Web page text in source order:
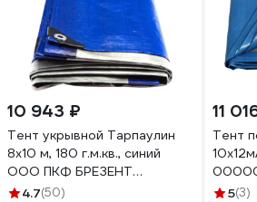
10 943 ₽
Тент укрывной Тарпаулин
8х10 м, 180 г.м.кв., синий
ООО ПКФ БРЕЗЕНТ
В81018020
4.7(50)
11
Тент
5(3)